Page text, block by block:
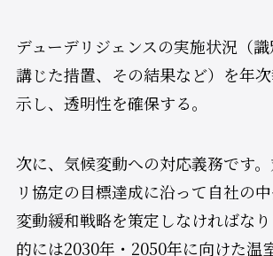
デューデリジェンスの実施状況（識
講じた措置、その結果など）を年
示し、透明性を確保する​。
次に、気候変動への対応義務です
リ協定の目標達成に沿って自社の
変動緩和戦略を策定しなければな
的には2030年・2050年に向けた温